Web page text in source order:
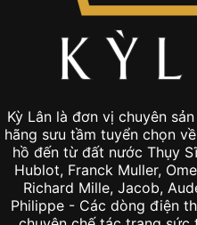
Kỳ Lân là đơn vị chuyên
hãng sưu tầm tuyển chọn
hồ đến từ đất nước Thụy
Hublot, Franck Muller,
Richard Mille, Jacob,
Philippe - Các dòng điện